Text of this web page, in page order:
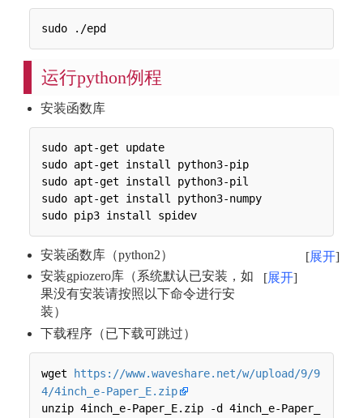
运行python例程
安装函数库
sudo apt-get update
sudo apt-get install python3-pip
sudo apt-get install python3-pil
sudo apt-get install python3-numpy
展开
安装函数库（python2）
展开
安装gpiozero库（系统默认已安装，如
果没有安装请按照以下命令进行安
装）
下载程序（已下载可跳过）
wget
https://www.waveshare.net/w/upload/9/9
4/4inch_e-Paper_E.zip
unzip 4inch_e-Paper_E.zip -d 4inch_e-Paper_